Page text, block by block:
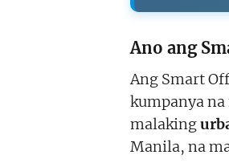
Ano ang
Ang Smart
kumpanya
malaking
Manila, na